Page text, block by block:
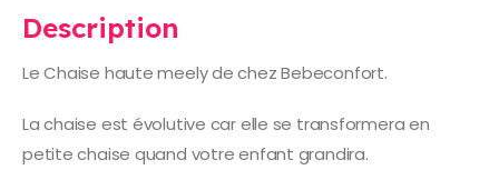
Description
Le Chaise haute meely de chez Bebeconfort.
La chaise est évolutive car elle se transformera en
petite chaise quand votre enfant grandira.